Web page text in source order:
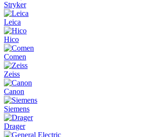
Stryker
Leica
Hico
Comen
Zeiss
Canon
Siemens
Drager